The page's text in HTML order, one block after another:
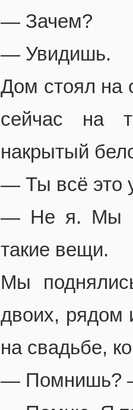
— Зачем?
— Увидишь.
Дом стоял на
сейчас на
накрытый
— Ты всё это
— Не я. Мы
такие вещи.
Мы
двоих, рядом
на свадьбе,
— Помнишь?